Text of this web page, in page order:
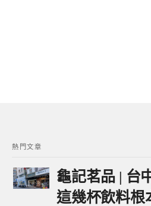
熱門文章
龜記茗品 | 台
這幾杯飲料根